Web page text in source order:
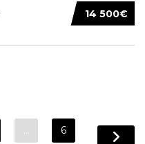
14 500€
… 6